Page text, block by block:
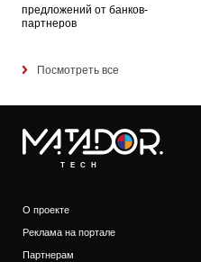
предложений от банков-
партнеров
Посмотреть все
TECH
О проекте
Реклама на портале
Партнерам